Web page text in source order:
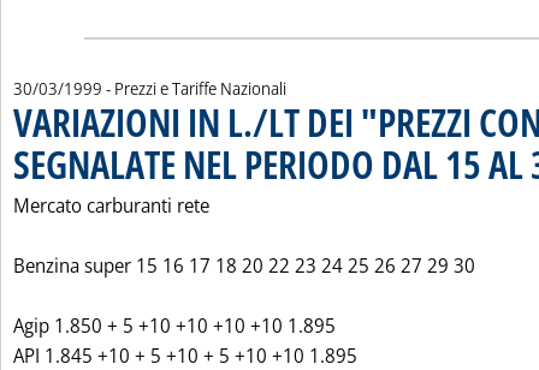
30/03/1999 - Prezzi e Tariffe Nazionali
VARIAZIONI IN L./LT DEI "PREZZI
SEGNALATE NEL PERIODO DAL 15
Mercato carburanti rete
Benzina super 15 16 17 18 20 22 23 24 25 26 27 29 30
Agip 1.850 + 5 +10 +10 +10 +10 1.895
API 1.845 +10 + 5 +10 + 5 +10 +10 1.895